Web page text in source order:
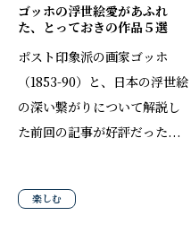
ゴッホの浮世絵愛があふれ
た、とっておきの作品５選
ポスト印象派の画家ゴッホ
（1853-90）と、日本の浮世絵
の深い繋がりについて解説し
た前回の記事が好評だった...
楽しむ